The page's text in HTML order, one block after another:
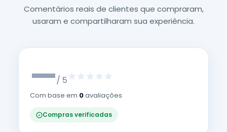
Comentários reais de clientes que compraram,
usaram e compartilharam sua experiência.
—/ 5
Com base em 0avaliações
Compras verificadas